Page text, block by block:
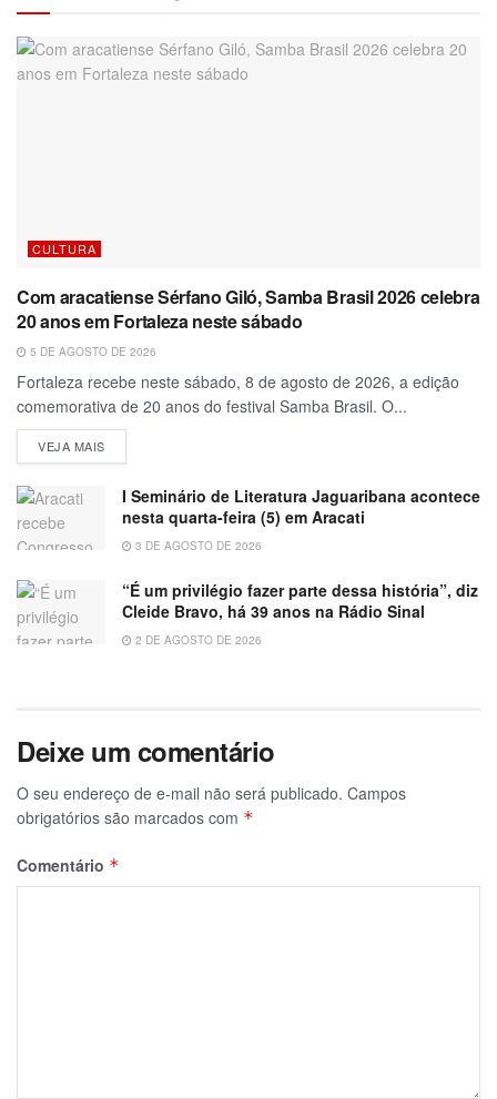
CULTURA
Com aracatiense Sérfano Giló, Samba Brasil 2026 celebra
20 anos em Fortaleza neste sábado
5 DE AGOSTO DE 2026
Fortaleza recebe neste sábado, 8 de agosto de 2026, a edição
comemorativa de 20 anos do festival Samba Brasil. O...
VEJA MAIS
I Seminário de Literatura Jaguaribana acontece
nesta quarta-feira (5) em Aracati
3 DE AGOSTO DE 2026
“É um privilégio fazer parte dessa história”, diz
Cleide Bravo, há 39 anos na Rádio Sinal
2 DE AGOSTO DE 2026
Deixe um comentário
O seu endereço de e-mail não será publicado. Campos
obrigatórios são marcados com *
Comentário *